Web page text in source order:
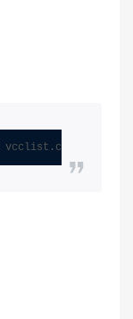
vcclist.com